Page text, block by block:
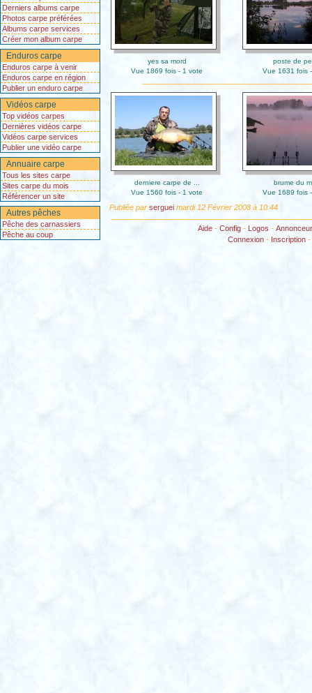
Derniers albums carpe
Photos carpe préférées
Albums carpe services
Créer mon album carpe
Enduros carpe
Enduros carpe à venir
Enduros carpe en région
Publier un enduro carpe
Vidéos carpe
Top vidéos carpes
Dernières vidéos carpe
Vidéos carpe services
Publier une vidéo carpe
Annuaire carpe
Tous les sites carpe
Sites carpe du mois
Référencer un site
Autres pêches
Pêche des carnassiers
Pêche au coup
yes sa mord
Vue 1869 fois - 1 vote
poste de
Vue 1631 fois
derniere carpe de ...
Vue 1560 fois - 1 vote
brume du
Vue 1689 fois
Publiêe par sergueimardi 12 Février 2008 à 10:44
Aide- Config- Logos -
Connexion - Inscription -